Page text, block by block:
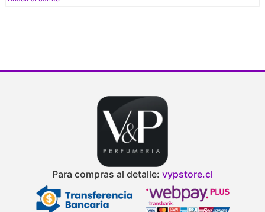
Para compras al detalle: vypstore.cl